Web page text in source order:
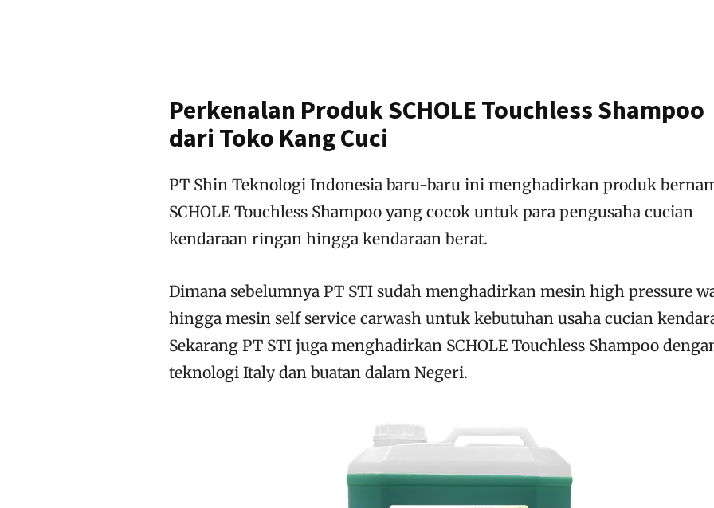
Perkenalan Produk SCHOLE Touchless Shampoo
dari Toko Kang Cuci
PT Shin Teknologi Indonesia baru-baru ini menghadirkan produk
SCHOLE Touchless Shampoo yang cocok untuk para pengusaha cucian
kendaraan ringan hingga kendaraan berat.
Dimana sebelumnya PT STI sudah menghadirkan mesin high pressure
hingga mesin self service carwash untuk kebutuhan usaha cucian
Sekarang PT STI juga menghadirkan SCHOLE Touchless Shampoo
teknologi Italy dan buatan dalam Negeri.